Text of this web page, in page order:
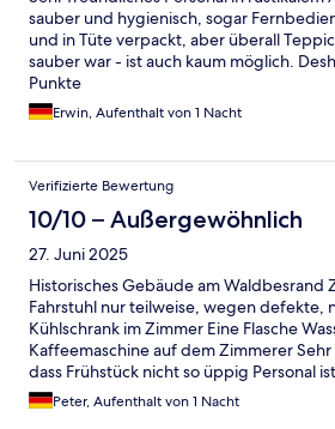
sauber und hygienisch, sogar
und in Tüte verpackt, aber überall
sauber war - ist auch kaum möglich.
Punkte
Erwin, Aufenthalt von 1 Nacht
Verifizierte Bewertung
10/10 – Außergewöhnlich
27. Juni 2025
Historisches Gebäude am Waldbesrand
Fahrstuhl nur teilweise, wegen defekte,
Kühlschrank im Zimmer Eine Flasche
Kaffeemaschine auf dem Zimmerer
dass Frühstück nicht so üppig Personal
Peter, Aufenthalt von 1 Nacht